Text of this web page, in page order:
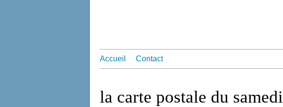
Accueil Contact
la carte postale du samedi